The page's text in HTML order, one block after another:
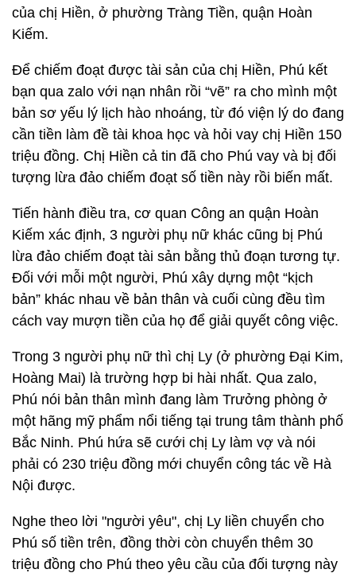
của chị Hiền, ở phường Tràng Tiền, quận Hoàn
Kiếm.
Để chiếm đoạt được tài sản của chị Hiền, Phú kết
bạn qua zalo với nạn nhân rồi “vẽ” ra cho mình một
bản sơ yếu lý lịch hào nhoáng, từ đó viện lý do đang
cần tiền làm đề tài khoa học và hỏi vay chị Hiền 150
triệu đồng. Chị Hiền cả tin đã cho Phú vay và bị đối
tượng lừa đảo chiếm đoạt số tiền này rồi biến mất.
Tiến hành điều tra, cơ quan Công an quận Hoàn
Kiếm xác định, 3 người phụ nữ khác cũng bị Phú
lừa đảo chiếm đoạt tài sản bằng thủ đoạn tương tự.
Đối với mỗi một người, Phú xây dựng một “kịch
bản” khác nhau về bản thân và cuối cùng đều tìm
cách vay mượn tiền của họ để giải quyết công việc.
Trong 3 người phụ nữ thì chị Ly (ở phường Đại Kim,
Hoàng Mai) là trường hợp bi hài nhất. Qua zalo,
Phú nói bản thân mình đang làm Trưởng phòng ở
một hãng mỹ phẩm nổi tiếng tại trung tâm thành phố
Bắc Ninh. Phú hứa sẽ cưới chị Ly làm vợ và nói
phải có 230 triệu đồng mới chuyển công tác về Hà
Nội được.
Nghe theo lời "người yêu", chị Ly liền chuyển cho
Phú số tiền trên, đồng thời còn chuyển thêm 30
triệu đồng cho Phú theo yêu cầu của đối tượng này